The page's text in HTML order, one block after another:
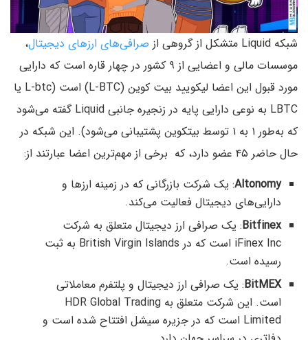
شبکه Liquid متشکل از گروهی از صرافی‌های ارزهای دیجیتال،
موسسات مالی و اعضایی از ۹ کشور در چهار قاره است که دارایی
مورد قبول این اعضا لیکویید بیت کوین (L-BTC) است (L-btc یا
‌LBTC به نوعی دارایی پایه در زنجیره جانبی Liquid گفته می‌شود
که به‌طور ۱ به ۱ توسط بیتکوین پشتیبانی می‌شود). این شبکه در
حال حاضر ۴۵ عضو دارد، که برخی از مهم‌ترین اعضا عبارتند از:
Altonomy: یک شرکت بازرگانی که در زمینه ارزها و
دارایی‌های دیجیتال فعالیت می‌کند.
Bitfinex: یک صرافی ارز دیجیتال متعلق به شرکت
iFinex Inc است که در British Virgin Islands به ثبت
رسیده است.
BitMEX: یک صرافی ارز دیجیتال و پلتفرم معاملاتی
است. این شرکت متعلق به HDR Global Trading
Limited است که در جزیره سیشل افتتاح شده است و